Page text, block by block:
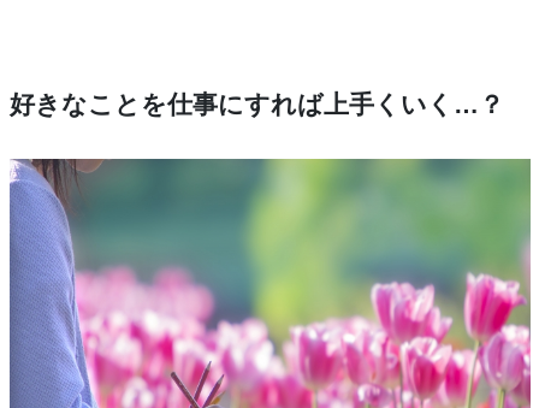
好きなことを仕事にすれば上手くいく…？